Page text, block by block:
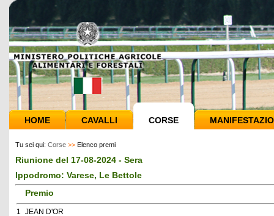
HOME CAVALLI CORSE
Tu sei qui: Corse >> Elenco premi
Riunione del 17-08-2024 - Sera
Ippodromo: Varese, Le Bettole
Premio
1 JEAN D'OR